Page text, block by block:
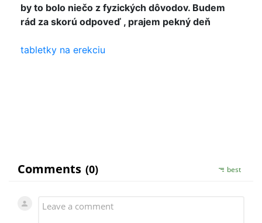
by to bolo niečo z fyzických dôvodov. Budem
rád za skorú odpoveď , prajem pekný deň
tabletky na erekciu